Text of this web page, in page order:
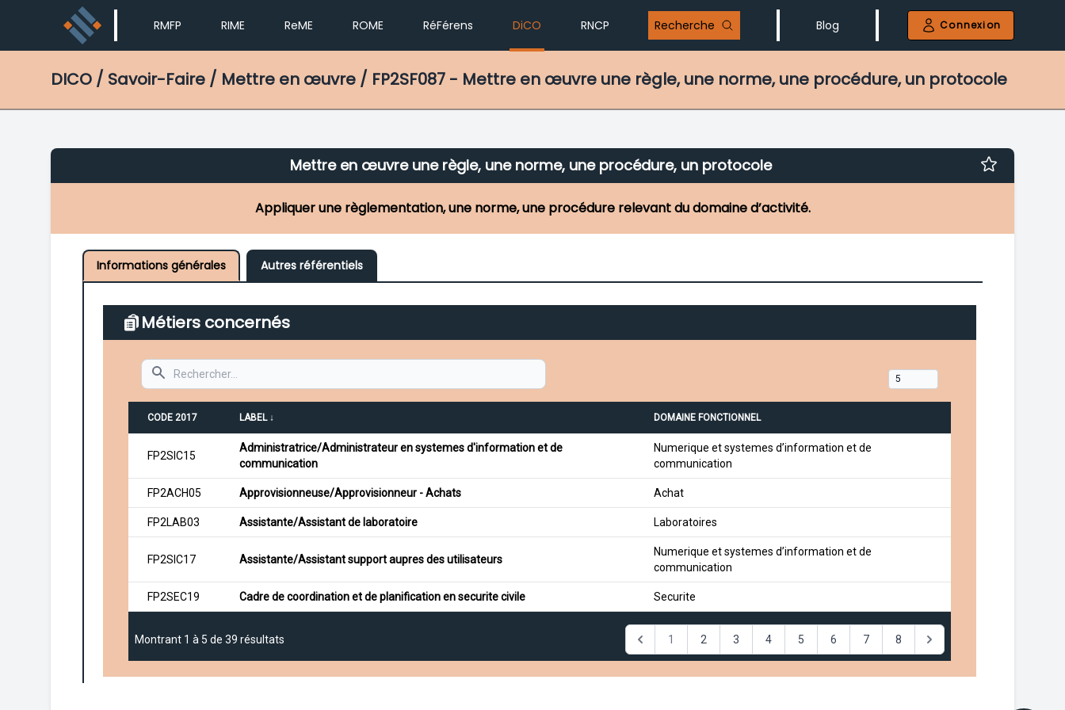
RMFP RIME ReME ROME RéFérens DiCO RNCP Recherche Blog Connexion
DICO / Savoir-Faire / Mettre en œuvre / FP2SF087 - Mettre en œuvre une règle, une norme, une procédure, un protocole
Mettre en œuvre une règle, une norme, une procédure, un protocole
Appliquer une règlementation, une norme, une procédure relevant du domaine d’activité.
Informations générales Autres référentiels
Métiers concernés
Search
CODE 2017 LABEL ↓ DOMAINE FONCTIONNEL
FP2SIC15
Administratrice/Administrateur en systemes d'information et de
communication
Numerique et systemes d’information et de
communication
FP2ACH05 Approvisionneuse/Approvisionneur - Achats Achat
FP2LAB03 Assistante/Assistant de laboratoire Laboratoires
FP2SIC17 Assistante/Assistant support aupres des utilisateurs
Numerique et systemes d’information et de
communication
FP2SEC19 Cadre de coordination et de planification en securite civile Securite
Montrant 1 à 5 de 39 résultats 1 2 3 4 5 6 7 8